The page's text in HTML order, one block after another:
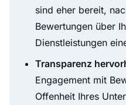
sind eher bereit,
Bewertungen über
Dienstleistungen
Transparenz
Engagement mit
Offenheit Ihres